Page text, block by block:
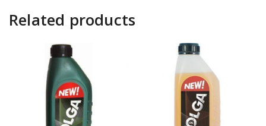
Related products